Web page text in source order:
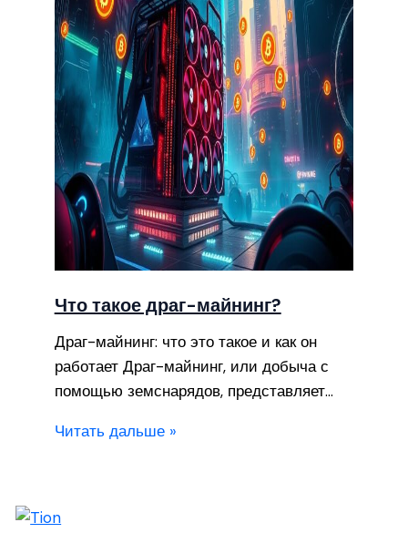
Что такое драг-майнинг?
Драг-майнинг: что это такое и как он
работает Драг-майнинг, или добыча с
помощью земснарядов, представляет…
Читать дальше »